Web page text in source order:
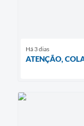
Há 3 dias
ATENÇÃO,